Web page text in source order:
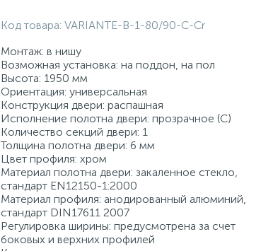
Код товара: VARIANTE-B-1-80/90-C-Cr
Монтаж: в нишу
Возможная установка: на поддон, на пол
Высота: 1950 мм
Ориентация: универсальная
Конструкция двери: распашная
Исполнение полотна двери: прозрачное (C)
Количество секций двери: 1
Толщина полотна двери: 6 мм
Цвет профиля: хром
Материал полотна двери: закаленное стекло,
стандарт EN12150-1:2000
Материал профиля: анодированный алюминий,
стандарт DIN17611 2007
Регулировка ширины: предусмотрена за счет
боковых и верхних профилей